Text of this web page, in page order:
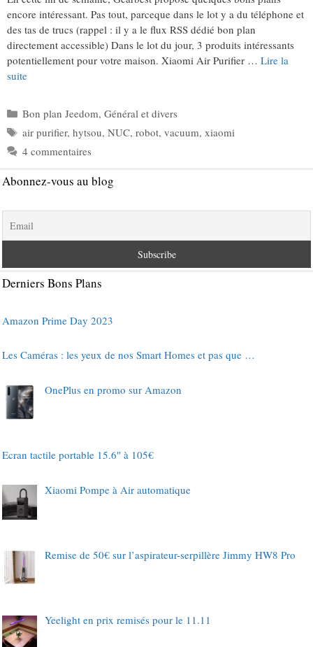
encore intéressant. Pas tout, parceque dans le lot y a du téléphone et
des tas de trucs (rappel : il y a le flux RSS dédié bon plan
directement accessible) Dans le lot du jour, 3 produits intéressants
potentiellement pour votre maison. Xiaomi Air Purifier … Lire la
suite
Catégories
Bon plan Jeedom, Général et divers
Étiquettes
air purifier, hytsou, NUC, robot, vacuum, xiaomi
4 commentaires
Abonnez-vous au blog
Derniers Bons Plans
Amazon Prime Day 2023
Les Caméras : les yeux de nos Smart Homes et pas que …
OnePlus en promo sur Amazon
Ecran tactile portable 15.6″ à 105€
Xiaomi Pompe à Air automatique
Remise de 50€ sur l’aspirateur-serpillère Jimmy HW8 Pro
Yeelight en prix remisés pour le 11.11